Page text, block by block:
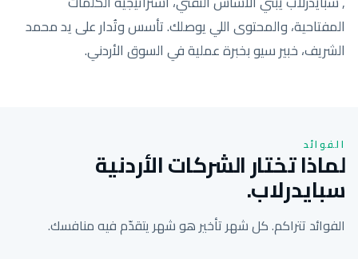
المفتاحية، والمحتوى اللي يوصلك. تأسس وتُدار على يد محمد
الشريف، خبير سيو بخبرة عملية في السوق الأردني.
الفوائد
لماذا تختار الشركات الأردنية
سبايدرلاب.
الفوائد تتراكم. كل شهر تأخير هو شهر يتقدّم فيه منافسك.